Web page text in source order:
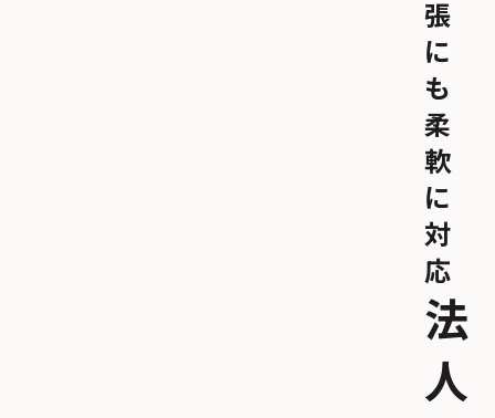
張
に
も
柔
軟
に
対
応
法
人